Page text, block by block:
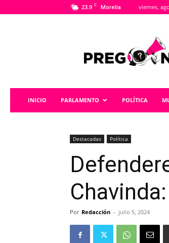
23.9 C Morelia viernes,
INICIO PARLAMENTO POLÍTICA
Destacadas Política
Por Redacción - julio 5, 2024